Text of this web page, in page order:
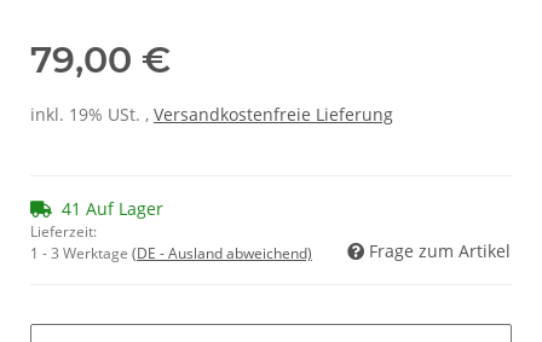
79,00 €
inkl. 19% USt. , Versandkostenfreie Lieferung
41 Auf Lager
Lieferzeit:
1 - 3 Werktage (DE - Ausland abweichend) Frage zum Artikel